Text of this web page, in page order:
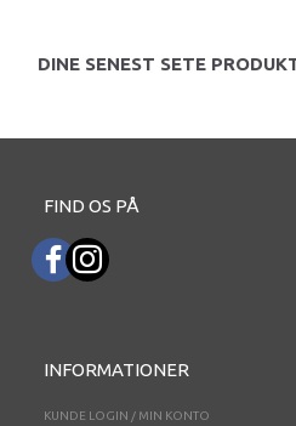
DINE SENEST SETE
FIND OS PÅ
INFORMATIONER
KUNDE LOGIN / MIN KONTO